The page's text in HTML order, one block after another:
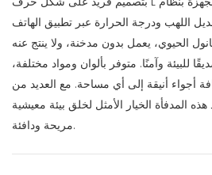
اللهب ودرجة الحرارة عبر تطبيق الهاتف
الحيوي، يعمل بدون مدخنة، ولا ينتج عنه
للبيئة وآمنًا. متوفر بألوان ومواد مختلفة،
أجواء أنيقة إلى أي مساحة. مع العديد من
المدفأة الخيار الأمثل لخلق بيئة معيشية
مريحة ودافئة.